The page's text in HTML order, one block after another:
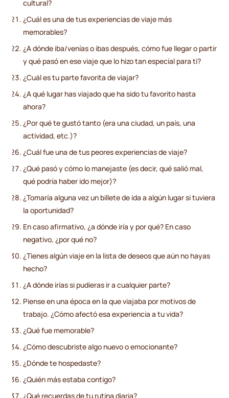
cultural?
¿Cuál es una de tus experiencias de viaje más
memorables?
¿A dónde iba/venías o ibas después, cómo fue llegar o partir
y qué pasó en ese viaje que lo hizo tan especial para ti?
¿Cuál es tu parte favorita de viajar?
¿A qué lugar has viajado que ha sido tu favorito hasta
ahora?
¿Por qué te gustó tanto (era una ciudad, un país, una
actividad, etc.)?
¿Cuál fue una de tus peores experiencias de viaje?
¿Qué pasó y cómo lo manejaste (es decir, qué salió mal,
qué podría haber ido mejor)?
¿Tomaría alguna vez un billete de ida a algún lugar si tuviera
la oportunidad?
En caso afirmativo, ¿a dónde iría y por qué? En caso
negativo, ¿por qué no?
¿Tienes algún viaje en la lista de deseos que aún no hayas
hecho?
¿A dónde irías si pudieras ir a cualquier parte?
Piense en una época en la que viajaba por motivos de
trabajo. ¿Cómo afectó esa experiencia a tu vida?
¿Qué fue memorable?
¿Cómo descubriste algo nuevo o emocionante?
¿Dónde te hospedaste?
¿Quién más estaba contigo?
¿Qué recuerdas de tu rutina diaria?